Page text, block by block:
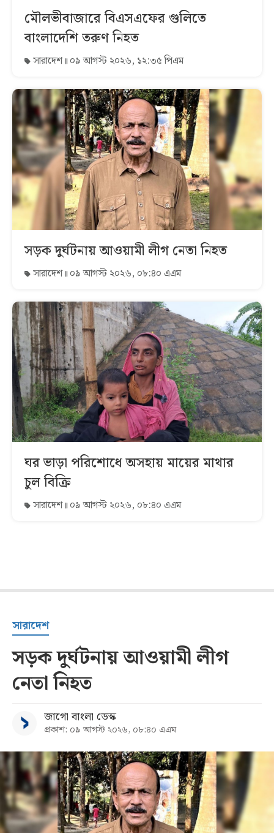
মৌলভীবাজারে বিএসএফের গুলিতে
বাংলাদেশি তরুণ নিহত
সারাদেশ ০৯ আগস্ট ২০২৬, ১২:৩৫ পিএম
সড়ক দুর্ঘটনায় আওয়ামী লীগ নেতা নিহত
সারাদেশ ০৯ আগস্ট ২০২৬, ০৮:৪০ এএম
ঘর ভাড়া পরিশোধে অসহায় মায়ের মাথার
চুল বিক্রি
সারাদেশ ০৯ আগস্ট ২০২৬, ০৮:৪০ এএম
সারাদেশ
সড়ক দুর্ঘটনায় আওয়ামী লীগ
নেতা নিহত
জাগো বাংলা ডেস্ক
প্রকাশ: ০৯ আগস্ট ২০২৬, ০৮:৪০ এএম